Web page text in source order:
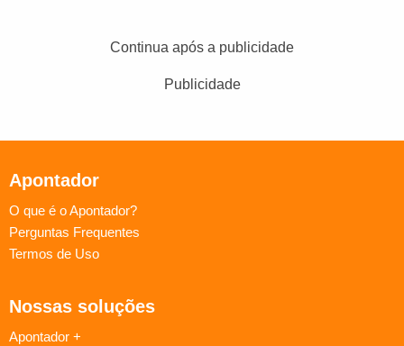
Continua após a publicidade
Publicidade
Apontador
O que é o Apontador?
Perguntas Frequentes
Termos de Uso
Nossas soluções
Apontador +